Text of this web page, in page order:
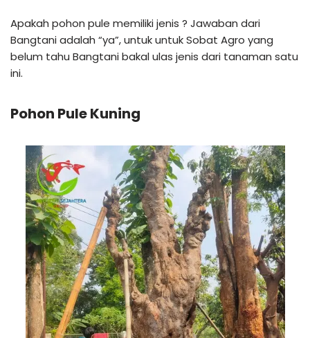
Apakah pohon pule memiliki jenis ? Jawaban dari
Bangtani adalah “ya”, untuk untuk Sobat Agro yang
belum tahu Bangtani bakal ulas jenis dari tanaman satu
ini.
Pohon Pule Kuning